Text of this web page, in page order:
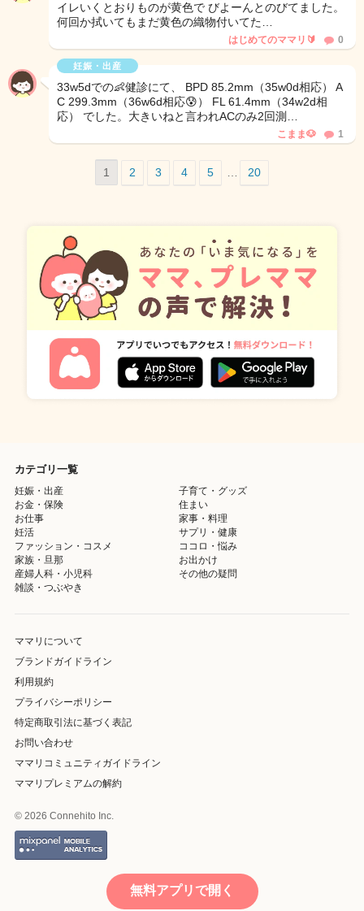
イレいくとおりものが黄色で びよーんとのびてました。
何回か拭いてもまだ黄色の織物付いてた…
はじめてのママリ🔰 0
妊娠・出産
33w5dでの👶健診にて、 BPD 85.2mm（35w0d相応） A
C 299.3mm（36w6d相応😰） FL 61.4mm（34w2d相
応） でした。大きいねと言われACのみ2回測…
こまま🐶 1
1 2 3 4 5 20
カテゴリ一覧
妊娠・出産
子育て・グッズ
お金・保険
住まい
お仕事
家事・料理
妊活
サプリ・健康
ファッション・コスメ
ココロ・悩み
家族・旦那
お出かけ
産婦人科・小児科
その他の疑問
雑談・つぶやき
ママリについて
ブランドガイドライン
利用規約
プライバシーポリシー
特定商取引法に基づく表記
お問い合わせ
ママリコミュニティガイドライン
ママリプレミアムの解約
© 2026 Connehito Inc.
無料アプリで開く